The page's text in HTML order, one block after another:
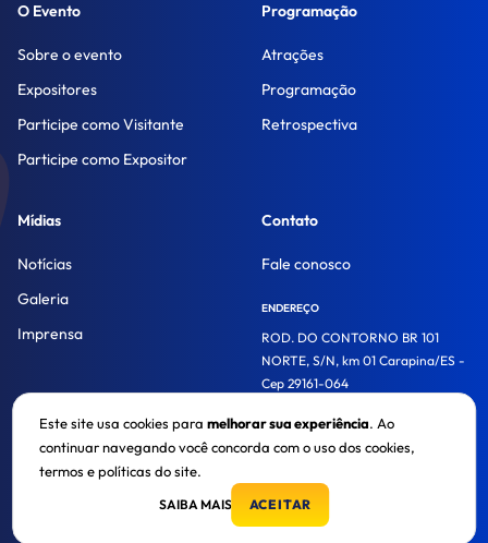
O Evento
Sobre o evento
Expositores
Participe como Visitante
Participe como Expositor
Programação
Atrações
Programação
Retrospectiva
Mídias
Notícias
Galeria
Imprensa
Contato
Fale conosco
ENDEREÇO
ROD. DO CONTORNO BR 101
NORTE, S/N, km 01 Carapina/ES -
Cep 29161-064
© 2026. Acaps Trade Show. Todos os direitos reservados.
CRAFTED BY
Este site usa cookies paramelhorar sua experiência. Ao
continuar navegando você concorda com o uso dos cookies,
termos e políticas do site.
SAIBA MAIS ACEITAR